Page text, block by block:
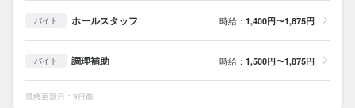
バイト ホールスタッフ 時給： 1,400円〜1,875円
バイト 調理補助 時給： 1,500円〜1,875円
最終更新日：9日前